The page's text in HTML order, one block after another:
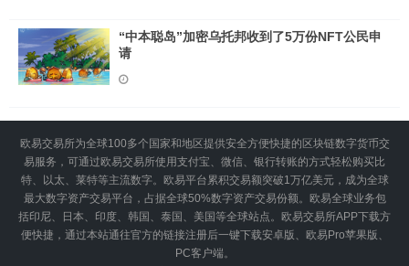
“中本聪岛”加密乌托邦收到了5万份NFT公民申
请
欧易交易所为全球100多个国家和地区提供安全方便快捷的区块链数字货币交
易服务，可通过欧易交易所使用支付宝、微信、银行转账的方式轻松购买比
特、以太、莱特等主流数字。欧易平台累积交易额突破1万亿美元，成为全球
最大数字资产交易平台，占据全球50%数字资产交易份额。欧易全球业务包
括印尼、日本、印度、韩国、泰国、美国等全球站点。欧易交易所APP下载方
便快捷，通过本站通往官方的链接注册后一键下载安卓版、欧易Pro苹果版、
PC客户端。